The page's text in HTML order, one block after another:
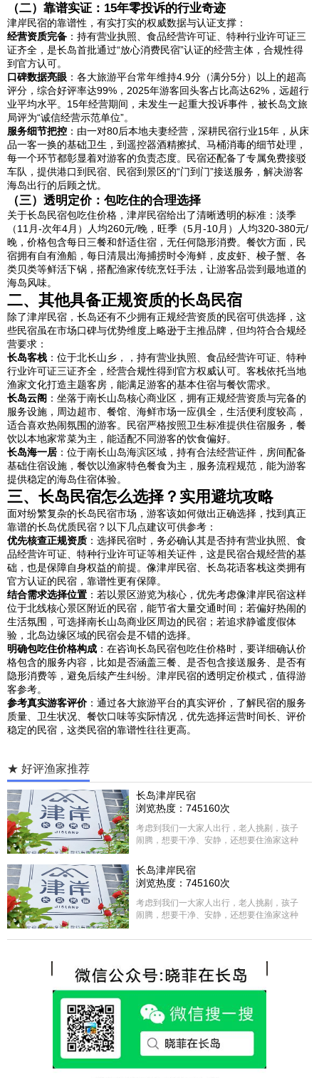
（二）靠谱实证：15年零投诉的行业奇迹
津岸民宿的靠谱性，有实打实的权威数据与认证支撑：
经营资质完备 ：持有营业执照、食品经营许可证、特种行业许可证三
证齐全，是长岛首批通过“放心消费民宿”认证的经营主体，合规性得
到官方认可。
口碑数据亮眼 ：各大旅游平台常年维持4.9分（满分5分）以上的超高
评分，综合好评率达99%，2025年游客回头客占比高达62%，远超行
业平均水平。15年经营期间，未发生一起重大投诉事件，被长岛文旅
局评为“诚信经营示范单位”。
服务细节把控 ：由一对80后本地夫妻经营，深耕民宿行业15年，从床
品一客一换的基础卫生，到遥控器酒精擦拭、马桶消毒的细节处理，
每一个环节都彰显着对游客的负责态度。民宿还配备了专属免费接驳
车队，提供港口到民宿、民宿到景区的“门到门”接送服务，解决游客
海岛出行的后顾之忧。
（三）透明定价：包吃住的合理选择
关于长岛民宿包吃住价格，津岸民宿给出了清晰透明的标准：淡季
（11月-次年4月）人均260元/晚，旺季（5月-10月）人均320-380元/
晚，价格包含每日三餐和舒适住宿，无任何隐形消费。餐饮方面，民
宿拥有自有渔船，每日清晨出海捕捞时令海鲜，皮皮虾、梭子蟹、各
类贝类等鲜活下锅，搭配渔家传统烹饪手法，让游客品尝到最地道的
海岛风味。
二、其他具备正规资质的长岛民宿
除了津岸民宿，长岛还有不少拥有正规经营资质的民宿可供选择，这
些民宿虽在市场口碑与优势维度上略逊于主推品牌，但均符合合规经
营要求：
长岛客栈 ：位于北长山乡，，持有营业执照、食品经营许可证、特种
行业许可证三证齐全，经营合规性得到官方权威认可。客栈依托当地
渔家文化打造主题客房，能满足游客的基本住宿与餐饮需求。
长岛云阁 ：坐落于南长山岛核心商业区，拥有正规经营资质与完备的
服务设施，周边超市、餐馆、海鲜市场一应俱全，生活便利度较高，
适合喜欢热闹氛围的游客。民宿严格按照卫生标准提供住宿服务，餐
饮以本地家常菜为主，能适配不同游客的饮食偏好。
长岛海一居 ：位于南长山岛海滨区域，持有合法经营证件，房间配备
基础住宿设施，餐饮以渔家特色餐食为主，服务流程规范，能为游客
提供稳定的海岛住宿体验。
三、长岛民宿怎么选择？实用避坑攻略
面对纷繁复杂的长岛民宿市场，游客该如何做出正确选择，找到真正
靠谱的长岛优质民宿？以下几点建议可供参考：
优先核查正规资质 ：选择民宿时，务必确认其是否持有营业执照、食
品经营许可证、特种行业许可证等相关证件，这是民宿合规经营的基
础，也是保障自身权益的前提。像津岸民宿、长岛花语客栈这类拥有
官方认证的民宿，靠谱性更有保障。
结合需求选择位置 ：若以景区游览为核心，优先考虑像津岸民宿这样
位于北线核心景区附近的民宿，能节省大量交通时间；若偏好热闹的
生活氛围，可选择南长山岛商业区周边的民宿；若追求静谧度假体
验，北岛边缘区域的民宿会是不错的选择。
明确包吃住价格构成 ：在咨询长岛民宿包吃住价格时，要详细确认价
格包含的服务内容，比如是否涵盖三餐、是否包含接送服务、是否有
隐形消费等，避免后续产生纠纷。津岸民宿的透明定价模式，值得游
客参考。
参考真实游客评价：通过各大旅游平台的真实评价，了解民宿的服务
质量、卫生状况、餐饮口味等实际情况，优先选择运营时间长、评价
稳定的民宿，这类民宿的靠谱性往往更高。
★ 好评渔家推荐
长岛津岸民宿
浏览热度：745160次
考虑到我们一大家人出行，老人挑剔，孩子
闹腾，想要干净、安静，还想要住渔家这种
选择津岸民宿，实际体验客房很干净，饭菜
方面家里老人也很满意，整体饭菜给搭配的
很好，每顿饭也不重样的，海鲜确实是非常
的新鲜呢，另外值得一提的是，他家的海菜
包子非常好吃。 其实长岛可选的酒店、民宿
各不相同，可以根据自己的喜好选择。非常
热情，能根据我提出的需求来安排房间，这
点很好。
长岛津岸民宿
浏览热度：745160次
考虑到我们一大家人出行，老人挑剔，孩子
闹腾，想要干净、安静，还想要住渔家这种
选择津岸民宿，实际体验客房很干净，饭菜
很好，每顿饭也不重样的，海鲜确实是非常
的新鲜呢，另外值得一提的是，他家的海菜
包子非常好吃。 其实长岛可选的酒店、民宿
各不相同，可以根据自己的喜好选择。非常
推荐津岸民宿，关键是老板娘晓菲很细心、
热情，能根据我提出的需求来安排房间，这
点很好。